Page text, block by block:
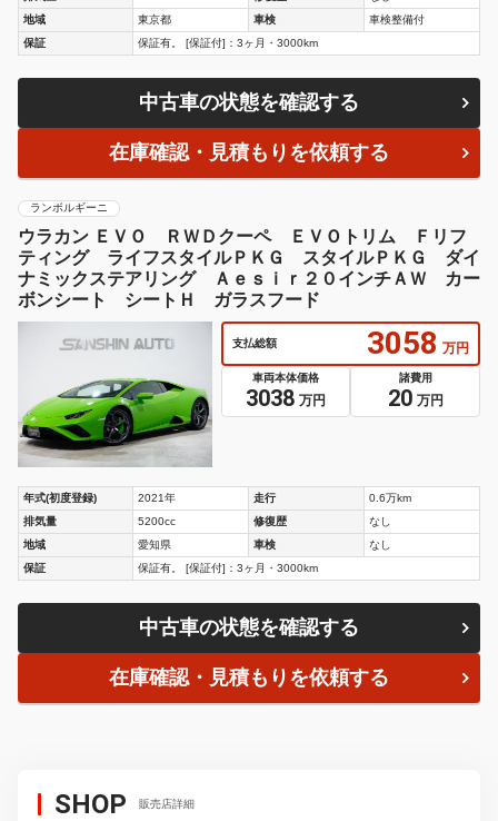
地域
東京都 車検
車検整備付
保証
保証有。 [保証付]：3ヶ月・3000km
中古車の状態を確認する
在庫確認・見積もりを依頼する
ランボルギーニ
ウラカン ＥＶＯ ＲＷＤクーペ ＥＶＯトリム Ｆリフ
ティング ライフスタイルＰＫＧ スタイルＰＫＧ ダイ
ナミックステアリング Ａｅｓｉｒ２０インチＡＷ カー
ボンシート シートＨ ガラスフード
支払総額 3058 万円
車両本体価格
3038 万円
諸費用
20 万円
年式(初度登録) 2021年 走行
0.6万km
排気量
5200cc 修復歴
なし
地域
愛知県 車検
なし
保証
保証有。 [保証付]：3ヶ月・3000km
中古車の状態を確認する
在庫確認・見積もりを依頼する
SHOP 販売店詳細